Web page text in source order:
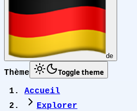
de
Thème Toggle theme
Accueil
Explorer